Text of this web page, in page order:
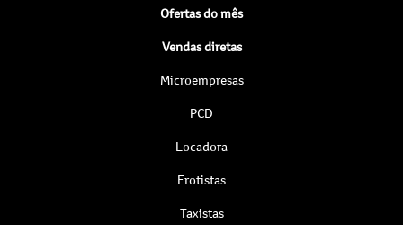
Ofertas do mês
Vendas diretas
Microempresas
PCD
Locadora
Frotistas
Taxistas